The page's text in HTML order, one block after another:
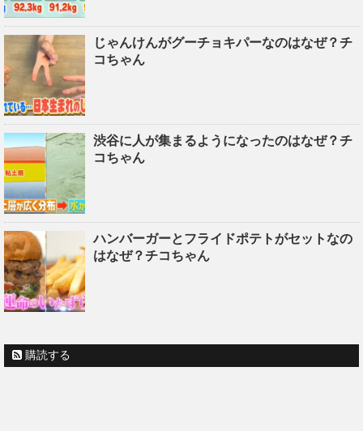
じゃんけんがグーチョキパーなのはなぜ？チ
コちゃん
渋谷に人が集まるようになったのはなぜ？チ
コちゃん
ハンバーガーとフライドポテトがセットなの
はなぜ？チコちゃん
購読する